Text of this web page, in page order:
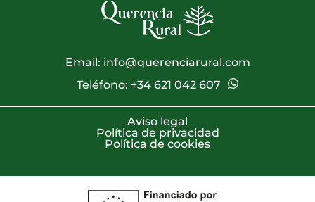
Email: info@querenciarural.com
Teléfono: +34 621 042 607
Aviso legal
Política de privacidad
Política de cookies